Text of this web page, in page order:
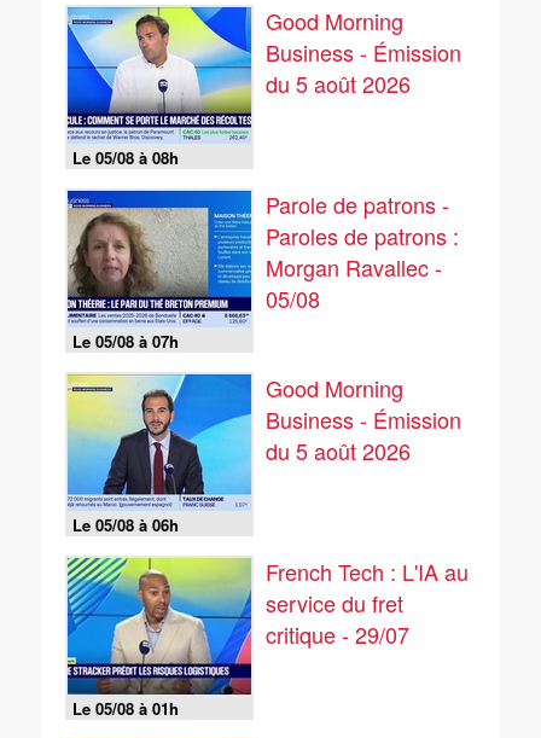
Le 05/08 à 08h
Good Morning
Business - Émission
du 5 août 2026
Le 05/08 à 07h
Parole de patrons -
Paroles de patrons :
Morgan Ravallec -
05/08
Le 05/08 à 06h
Good Morning
Business - Émission
du 5 août 2026
Le 05/08 à 01h
French Tech : L'IA au
service du fret
critique - 29/07